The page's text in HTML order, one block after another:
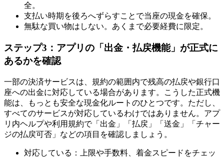
全。
支払い時期を後ろへずらすことで当座の現金を確保。
無駄な買い物はしない。あくまで必要経費に限定。
ステップ3：アプリの「出金・払戻機能」が正式に
あるかを確認
一部の決済サービスは、規約の範囲内で残高の払戻や銀行口
座への出金に対応している場合があります。こうした正式機
能は、もっとも安全な現金化ルートのひとつです。ただし、
すべてのサービスが対応しているわけではありません。アプ
リ内ヘルプや利用規約で「出金」「払戻」「送金」「チャー
ジの払戻可否」などの項目を確認しましょう。
対応している：上限や手数料、着金スピードをチェッ